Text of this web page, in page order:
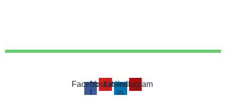
Facebook-
f
Youtube
Linkedin-
in
Instagram